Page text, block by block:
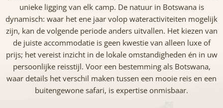
unieke ligging van elk camp. De natuur in Botswana is
dynamisch: waar het ene jaar volop wateractiviteiten mogelijk
zijn, kan de volgende periode anders uitvallen. Het kiezen van
de juiste accommodatie is geen kwestie van alleen luxe of
prijs; het vereist inzicht in de lokale omstandigheden én in uw
persoonlijke reisstijl. Voor een bestemming als Botswana,
waar details het verschil maken tussen een mooie reis en een
buitengewone safari, is expertise onmisbaar.